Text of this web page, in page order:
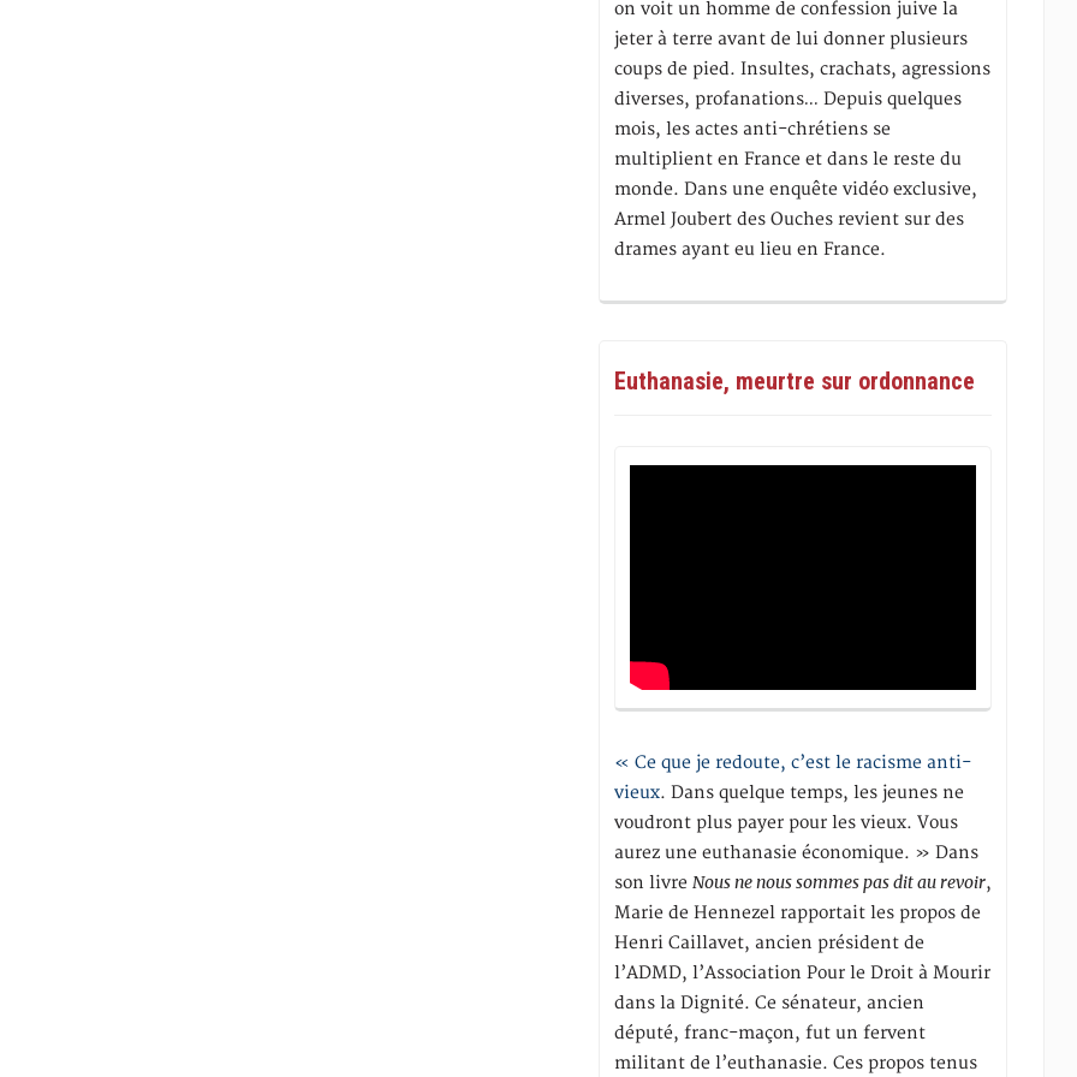
on voit un homme de confession juive la
jeter à terre avant de lui donner plusieurs
coups de pied. Insultes, crachats, agressions
diverses, profanations… Depuis quelques
mois, les actes anti-chrétiens se
multiplient en France et dans le reste du
monde. Dans une enquête vidéo exclusive,
Armel Joubert des Ouches revient sur des
drames ayant eu lieu en France.
Euthanasie, meurtre sur ordonnance
« Ce que je redoute, c’est le racisme anti-
vieux. Dans quelque temps, les jeunes ne
voudront plus payer pour les vieux. Vous
aurez une euthanasie économique. » Dans
son livreNous ne nous sommes pas dit au revoir,
Marie de Hennezel rapportait les propos de
Henri Caillavet, ancien président de
l’ADMD, l’Association Pour le Droit à Mourir
dans la Dignité. Ce sénateur, ancien
député, franc-maçon, fut un fervent
militant de l’euthanasie. Ces propos tenus